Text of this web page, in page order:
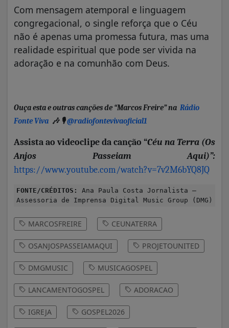
Com mensagem atemporal e linguagem
congregacional, o single reforça que o Céu
não é apenas uma promessa futura, mas uma
realidade espiritual que pode ser vivida na
adoração e na comunhão com Deus.
Ouça esta e outras canções de “Marcos Freire” na Rádio
Fonte Viva 🎶 🎙️@radiofontevivaoficial1
Assista ao videoclipe da canção “Céu na Terra (Os
Anjos Passeiam Aqui)”:
https://www.youtube.com/watch?v=7v2M6bYQ8JQ
FONTE/CRÉDITOS:
Ana Paula Costa Jornalista –
Assessoria de Imprensa Digital Music Group (DMG)
MARCOSFREIRE CEUNATERRA
OSANJOSPASSEIAMAQUI PROJETOUNITED
DMGMUSIC MUSICAGOSPEL
LANCAMENTOGOSPEL ADORACAO
IGREJA GOSPEL2026